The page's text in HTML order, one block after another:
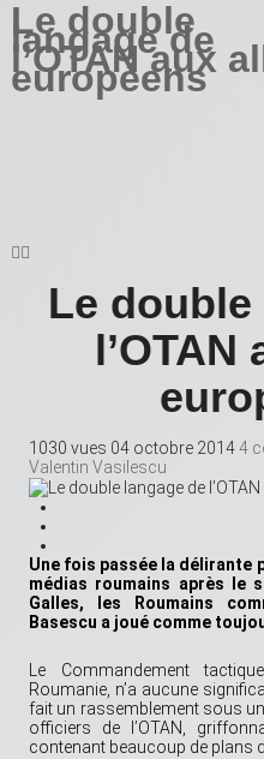
Le double
langage de
l’OTAN aux
européens

Le
l’OTAN
1030 vues 04 octobre 20144
Valentin Vasilescu
Partager
la
publication
« Le
double
langage
de
aux
alliés
européens
Une fois passée la délirante
médias roumains après le
Galles, les Roumains
Basescu a joué comme
Le Commandement
Roumanie, n’a aucune
fait un rassemblement sous
officiers de l’OTAN,
contenant beaucoup de plans